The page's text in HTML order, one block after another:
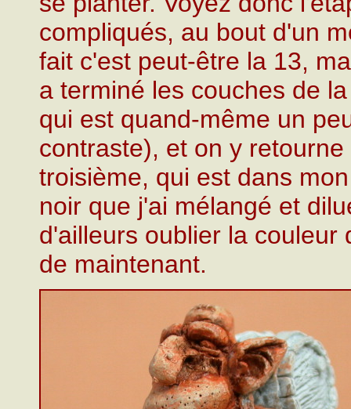
compliqués, au bout d'un
fait c'est peut-être la 13,
a terminé les couches de
qui est quand-même un
contraste), et on y
troisième, qui est dans
noir que j'ai mélangé et
d'ailleurs oublier la couleur
de maintenant.